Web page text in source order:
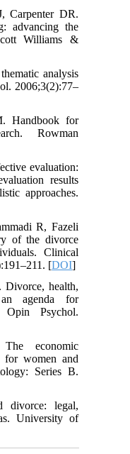
Carpenter DR.
advancing the
Williams &
analysis
2006;3(2):77–
Handbook for
Rowman
evaluation:
results
approaches.
R, Fazeli
of the divorce
Clinical
[DOI
Divorce, health,
an agenda for
Opin Psychol.
economic
for women and
Series B.
divorce: legal,
University of